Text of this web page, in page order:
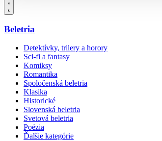
Beletria
Detektívky, trilery a horory
Sci-fi a fantasy
Komiksy
Romantika
Spoločenská beletria
Klasika
Historické
Slovenská beletria
Svetová beletria
Poézia
Ďalšie kategórie